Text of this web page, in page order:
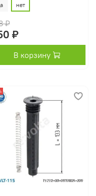
нет
₽
₽
В корзину